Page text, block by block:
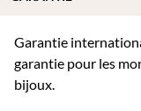
Garantie
garantie pour les
bijoux.